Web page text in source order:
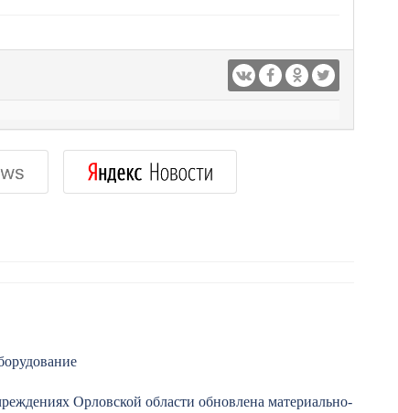
Орловской области обновлена материально-